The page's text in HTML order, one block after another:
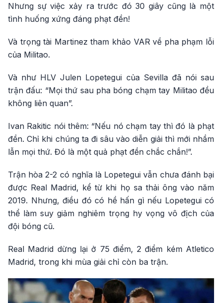
Nhưng sự việc xảy ra trước đó 30 giây cũng là một
tình huống xứng đáng phạt đền!
Và trọng tài Martinez tham khảo VAR về pha phạm lỗi
của Militao.
Và như HLV Julen Lopetegui của Sevilla đã nói sau
trận đấu: “Mọi thứ sau pha bóng chạm tay Militao đều
không liên quan”.
Ivan Rakitic nói thêm: “Nếu nó chạm tay thì đó là phạt
đền. Chỉ khi chúng ta đi sâu vào diễn giải thì mới nhầm
lẫn mọi thứ. Đó là một quả phạt đền chắc chắn!”.
Trận hòa 2-2 có nghĩa là Lopetegui vẫn chưa đánh bại
được Real Madrid, kể từ khi họ sa thải ông vào năm
2019. Nhưng, điều đó có hề hấn gì nếu Lopetegui có
thể làm suy giảm nghiêm trọng hy vọng vô địch của
đội bóng cũ.
Real Madrid dừng lại ở 75 điểm, 2 điểm kém Atletico
Madrid, trong khi mùa giải chỉ còn ba trận.